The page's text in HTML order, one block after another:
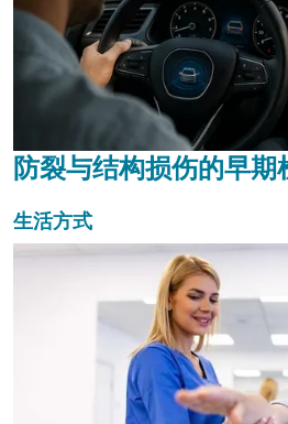
防裂与结构损伤的早期
生活方式